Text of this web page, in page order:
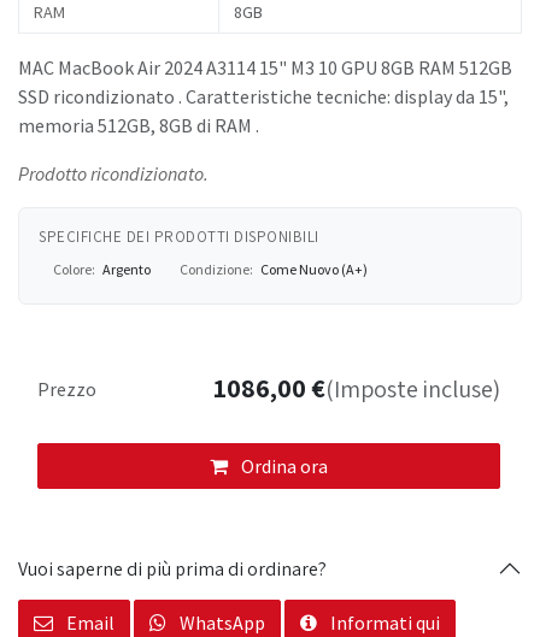
RAM
8GB
MAC MacBook Air 2024 A3114 15" M3 10 GPU 8GB RAM 512GB
SSD ricondizionato . Caratteristiche tecniche: display da 15",
memoria 512GB, 8GB di RAM .
Prodotto ricondizionato.
SPECIFICHE DEI PRODOTTI DISPONIBILI
Colore: Argento Condizione: Come Nuovo (A+)
Ordina ora
Prezzo 1086,00€(Imposte incluse)
Vuoi saperne di più prima di ordinare?
Email WhatsApp Informati qui